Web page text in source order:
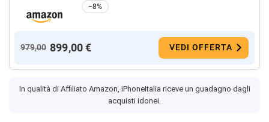
−8%
979,00 899,00 € VEDI OFFERTA
In qualità di Affiliato Amazon, iPhoneItalia riceve un guadagno dagli
acquisti idonei.